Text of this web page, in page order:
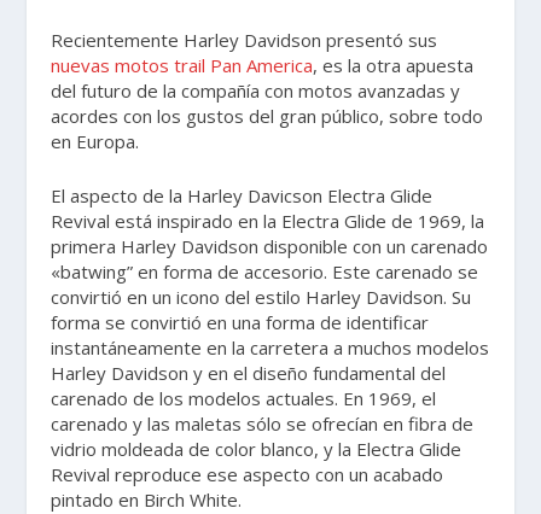
Recientemente Harley Davidson presentó sus
nuevas motos trail Pan America, es la otra apuesta
del futuro de la compañía con motos avanzadas y
acordes con los gustos del gran público, sobre todo
en Europa.
El aspecto de la Harley Davicson Electra Glide
Revival está inspirado en la Electra Glide de 1969, la
primera Harley Davidson disponible con un carenado
«batwing” en forma de accesorio. Este carenado se
convirtió en un icono del estilo Harley Davidson. Su
forma se convirtió en una forma de identificar
instantáneamente en la carretera a muchos modelos
Harley Davidson y en el diseño fundamental del
carenado de los modelos actuales. En 1969, el
carenado y las maletas sólo se ofrecían en fibra de
vidrio moldeada de color blanco, y la Electra Glide
Revival reproduce ese aspecto con un acabado
pintado en Birch White.